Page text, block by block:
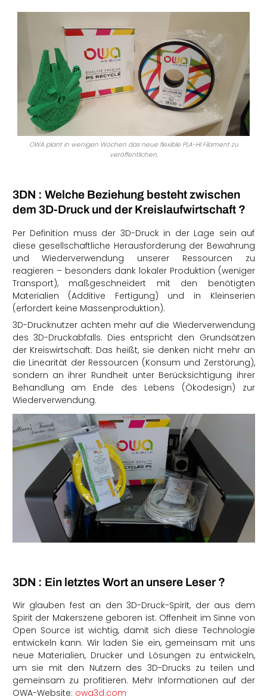
OWA plant in wenigen Wochen das neue flexible PLA-HI Filament zu
veröffentlichen.
3DN : Welche Beziehung besteht zwischen
dem 3D-Druck und der Kreislaufwirtschaft ?
Per Definition muss der 3D-Druck in der Lage sein auf
diese gesellschaftliche Herausforderung der Bewahrung
und Wiederverwendung unserer Ressourcen zu
reagieren – besonders dank lokaler Produktion (weniger
Transport), maßgeschneidert mit den benötigten
Materialien (Additive Fertigung) und in Kleinserien
(erfordert keine Massenproduktion).
3D-Drucknutzer achten mehr auf die Wiederverwendung
des 3D-Druckabfalls. Dies entspricht den Grundsätzen
der Kreiswirtschaft: Das heißt, sie denken nicht mehr an
die Linearität der Ressourcen (Konsum und Zerstörung),
sondern an ihrer Rundheit unter Berücksichtigung ihrer
Behandlung am Ende des Lebens (Ökodesign) zur
Wiederverwendung.
3DN : Ein letztes Wort an unsere Leser ?
Wir glauben fest an den 3D-Druck-Spirit, der aus dem
Spirit der Makerszene geboren ist. Offenheit im Sinne von
Open Source ist wichtig, damit sich diese Technologie
entwickeln kann. Wir laden Sie ein, gemeinsam mit uns
neue Materialien, Drucker und Lösungen zu entwickeln,
um sie mit den Nutzern des 3D-Drucks zu teilen und
gemeinsam zu profitieren. Mehr Informationen auf der
OWA-Website: owa3d.com